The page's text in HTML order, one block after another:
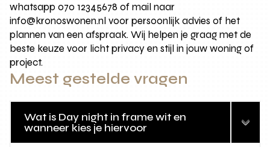
whatsapp 070 12345678 of mail naar
info@kronoswonen.nl voor persoonlijk advies of het
plannen van een afspraak. Wij helpen je graag met de
beste keuze voor licht privacy en stijl in jouw woning of
project.
Meest gestelde vragen
Wat is Day night in frame wit en
wanneer kies je hiervoor